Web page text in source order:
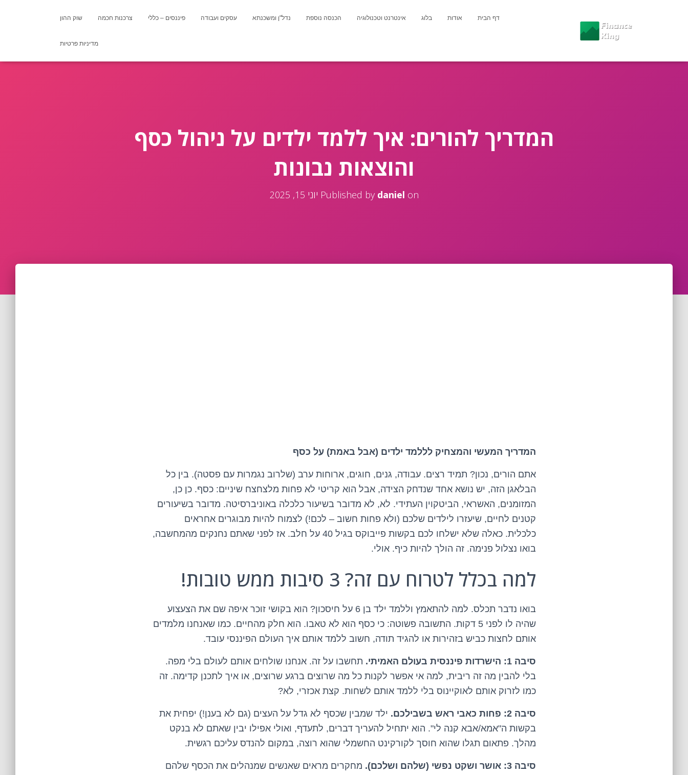
דף הבית אודות בלוג אינטרנט וטכנולוגיה הכנסה נוספת נדל"ן ומשכנתא עסקים ועבודה פיננסים – כללי צרכנות חכמה שוק ההון
מדיניות פרטיות
המדריך להורים: איך ללמד ילדים על ניהול כסף
והוצאות נבונות
Published by daniel on יוני 15, 2025
המדריך המעשי והמצחיק לללמד ילדים (אבל באמת) על כסף
אתם הורים, נכון? תמיד רצים. עבודה, גנים, חוגים, ארוחות ערב (שלרוב נגמרות עם פסטה). בין כל
הבלאגן הזה, יש נושא אחד שנדחק הצידה, אבל הוא קריטי לא פחות מלצחצח שיניים: כסף. כן כן,
המזומנים, האשראי, הביטקוין העתידי. לא, לא מדובר בשיעור כלכלה באוניברסיטה. מדובר בשיעורים
קטנים לחיים, שיעזרו לילדים שלכם (ולא פחות חשוב – לכם!) לצמוח להיות מבוגרים אחראים
כלכלית. כאלה שלא ישלחו לכם בקשות פייבוקס בגיל 40 על חלב. אז לפני שאתם נחנקים מהמחשבה,
בואו נצלול פנימה. זה הולך להיות כיף. אולי.
למה בכלל לטרוח עם זה? 3 סיבות ממש טובות!
בואו נדבר תכלס. למה להתאמץ וללמד ילד בן 6 על חיסכון? הוא בקושי זוכר איפה שם את הצעצוע
שהיה לו לפני 5 דקות. התשובה פשוטה: כי כסף הוא לא טאבו. הוא חלק מהחיים. כמו שאנחנו מלמדים
אותם לחצות כביש בזהירות או להגיד תודה, חשוב ללמד אותם איך העולם הפיננסי עובד.
סיבה 1: הישרדות פיננסית בעולם האמיתי.
תחשבו על זה. אנחנו שולחים אותם לעולם בלי מפה.
בלי להבין מה זה ריבית, למה אי אפשר לקנות כל מה שרוצים ברגע שרוצים, או איך לתכנן קדימה. זה
כמו לזרוק אותם לאוקיינוס בלי ללמד אותם לשחות. קצת אכזרי, לא?
סיבה 2: פחות כאבי ראש בשבילכם.
ילד שמבין שכסף לא גדל על העצים (גם לא בענן!) יפחית את
בקשות ה"אמא/אבא קנה לי". הוא יתחיל להעריך דברים, לתעדף, ואולי אפילו יבין שאתם לא בנקט
מהלך. פתאום תגלו שהוא חוסך לקורקינט החשמלי שהוא רוצה, במקום להנדס עליכם רגשית.
סיבה 3: אושר ושקט נפשי (שלהם ושלכם).
מחקרים מראים שאנשים שמנהלים את הכסף שלהם